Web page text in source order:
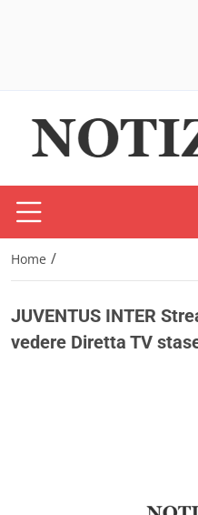
Home /
JUVENTUS INTER
vedere Diretta TV